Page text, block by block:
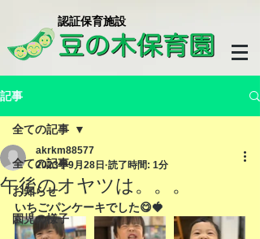
​認証保育施設
記事
全ての記事
お知らせ
園児の様子
全ての記事
午後のオヤツは。。。
akrkm88577
2023年9月28日 読了時間: 1分
いちごパンケーキでした😋🍓